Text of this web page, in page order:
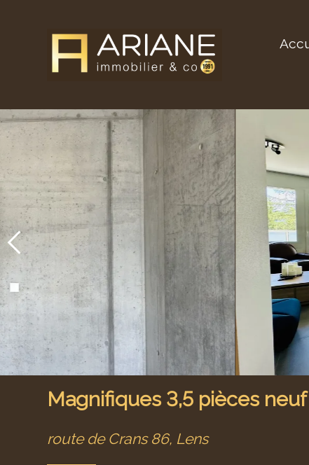
Magnifiques 3,5 pièces
route de Crans 86, Lens